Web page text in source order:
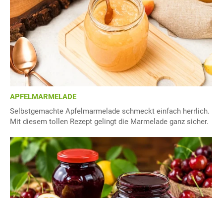
APFELMARMELADE
Selbstgemachte Apfelmarmelade schmeckt einfach herrlich.
Mit diesem tollen Rezept gelingt die Marmelade ganz sicher.